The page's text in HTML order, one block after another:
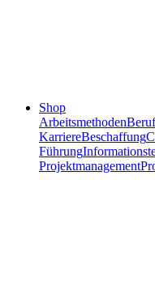
Shop
Arbeitsmethoden
KarriereBeschaffung
Führung
Projektmanagement